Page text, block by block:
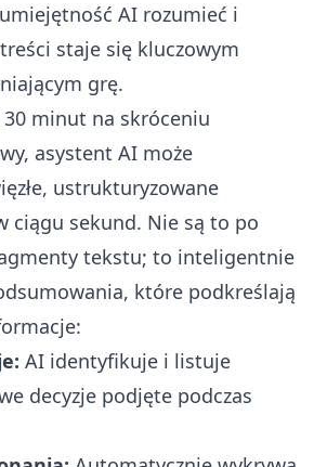
AI rozumieć i
staje się kluczowym
grę.
minut na skróceniu
asystent AI może
ustrukturyzowane
ciągu sekund. Nie są to po
tekstu; to inteligentnie
które podkreślają
AI identyfikuje i listuje
decyzje podjęte podczas